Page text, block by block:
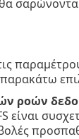
ροών
είναι